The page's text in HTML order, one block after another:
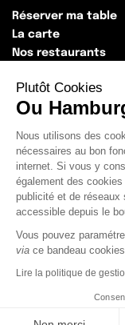
Réserver ma table
La carte
Nos restaurants
Nos actualités
Plutôt Cookies
Ou
Nous utilisons des
nécessaires au bon
internet. Si vous y
également des
publicité et de
accessible depuis le
Vous pouvez
via ce bandeau
Lire la politique de